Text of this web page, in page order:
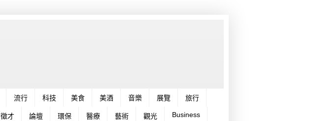
流行 科技 美食 美酒 音樂 展覽 旅行
徵才 論壇 環保 醫療 藝術 觀光 Business